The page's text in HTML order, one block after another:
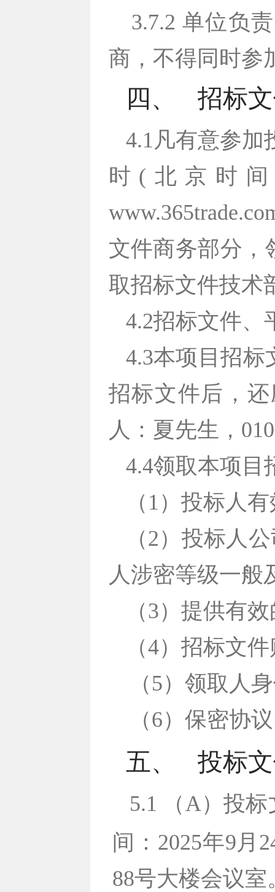
3.7.2 单位负
商，不得同时参
四、 招标
4.1凡有意参加
时(北京时
文件商务部分，
取招标文件技术
4.2招标文件、
4.3本项目招
招标文件后，
人：夏先生，
4.4领取本项目
（1）投标人
（2）投标人
人涉密等级一般
（3）提供有
（4）招标文
（5）领取人
（6）保密协
五、 投标
5.1 （A）投
间：2025年9月
88号大楼会议室